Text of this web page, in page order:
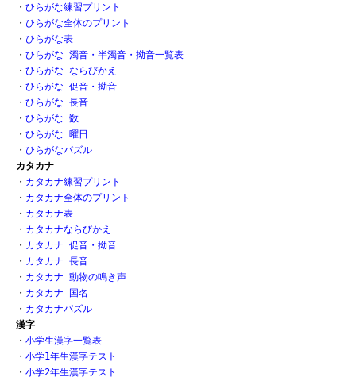
・ ひらがな練習プリント
・ ひらがな全体のプリント
・ ひらがな表
・ ひらがな 濁音・半濁音・拗音一覧表
・ ひらがな ならびかえ
・ ひらがな 促音・拗音
・ ひらがな 長音
・ ひらがな 数
・ ひらがな 曜日
・ ひらがなパズル
カタカナ
・ カタカナ練習プリント
・ カタカナ全体のプリント
・ カタカナ表
・ カタカナならびかえ
・ カタカナ 促音・拗音
・ カタカナ 長音
・ カタカナ 動物の鳴き声
・ カタカナ 国名
・ カタカナパズル
漢字
・ 小学生漢字一覧表
・ 小学1年生漢字テスト
・ 小学2年生漢字テスト